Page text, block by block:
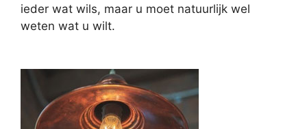
ieder wat wils, maar u moet natuurlijk wel
weten wat u wilt.